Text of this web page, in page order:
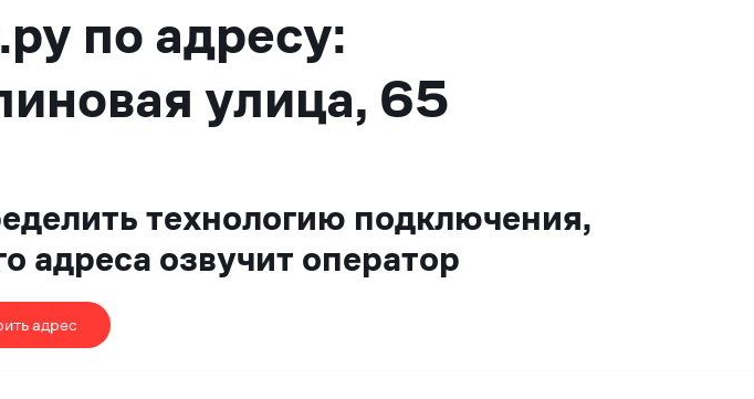
по адресу:
улица, 65
технологию подключения,
адреса озвучит оператор
адрес